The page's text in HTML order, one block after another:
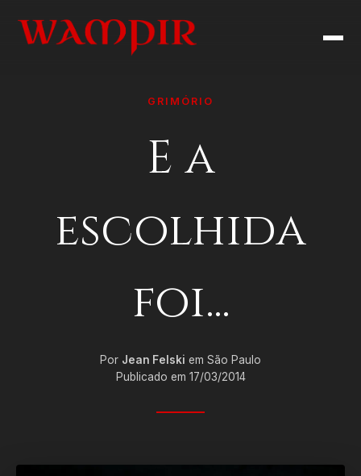
GRIMÓRIO
E a
escolhida
foi...
Por Jean Felski em São Paulo
Publicado em 17/03/2014